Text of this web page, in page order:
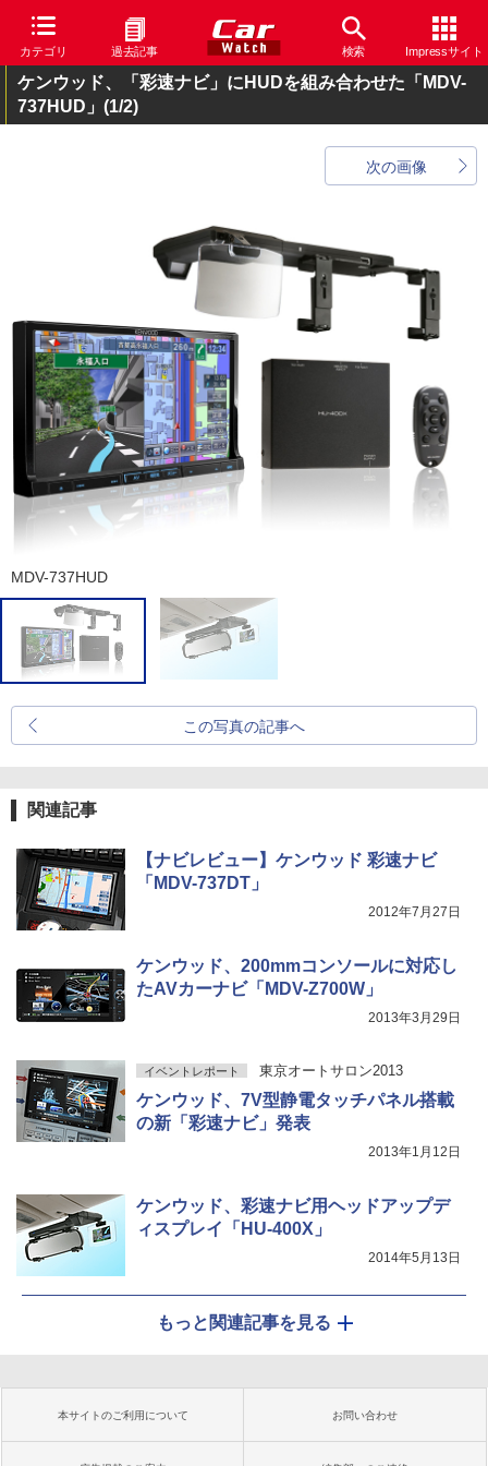
カテゴリ 過去記事 検索 Impressサイト
ケンウッド、「彩速ナビ」にHUDを組み合わせた「MDV-
737HUD」 (1/2)
次の画像
MDV-737HUD
この写真の記事へ
関連記事
【ナビレビュー】ケンウッド 彩速ナビ
「MDV-737DT」
2012年7月27日
ケンウッド、200mmコンソールに対応し
たAVカーナビ「MDV-Z700W」
2013年3月29日
イベントレポート 東京オートサロン2013
ケンウッド、7V型静電タッチパネル搭載
の新「彩速ナビ」発表
2013年1月12日
ケンウッド、彩速ナビ用ヘッドアップデ
ィスプレイ「HU-400X」
2014年5月13日
もっと関連記事を見る
本サイトのご利用について お問い合わせ